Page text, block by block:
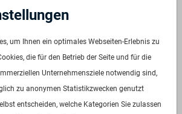
Bereitstellungsart:Big Bags
um Ihnen ein optimales Webseiten-Erlebnis zu
die für den Betrieb der Seite und für die
Unternehmensziele notwendig sind,
zu anonymen Statistikzwecken genutzt
entscheiden, welche Kategorien Sie zulassen